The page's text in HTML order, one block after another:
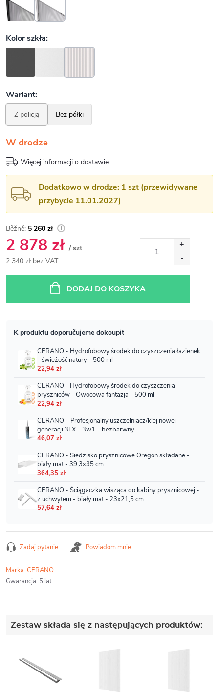
W drodze
Więcej informacji o dostawie
Dodatkowo w drodze: 1 szt (przewidywane
przybycie 11.01.2027)
5 260 zł
2 878 zł / szt
2 340 zł bez VAT
DODAJ DO KOSZYKA
Zadaj pytanie Powiadom mnie
Marka:CERANO
Gwarancja: 5 lat
Zestaw składa się z następujących produktów: